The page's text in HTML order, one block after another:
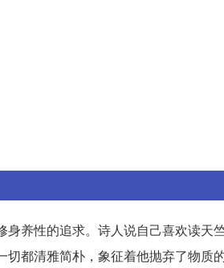
养性的追求。诗人说自己喜欢读天
都清雅简朴，象征着他抛弃了物质